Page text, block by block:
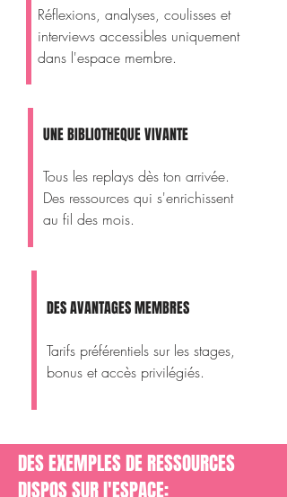
Réflexions, analyses, coulisses et
interviews accessibles uniquement
dans l'espace membre.
UNE BIBLIOTHEQUE VIVANTE
Tous les replays dès ton arrivée.
Des ressources qui s'enrichissent
au fil des mois.
DES AVANTAGES MEMBRES
Tarifs préférentiels sur les stages,
bonus et accès privilégiés.
DES EXEMPLES DE RESSOURCES
DISPOS SUR l'ESPACE: